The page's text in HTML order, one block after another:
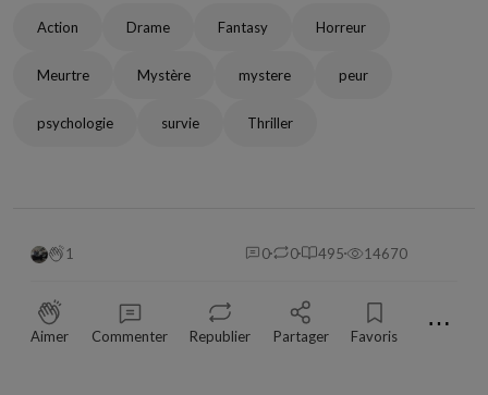
Action Drame Fantasy Horreur
Meurtre Mystère mystere peur
psychologie survie Thriller
1 0 0 495 14670
Aimer Commenter Republier Partager Favoris ⋯